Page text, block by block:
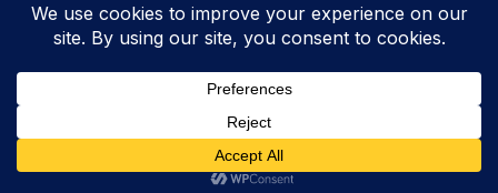
Kebijakan PrivasiKode EtikDisclaimer
Phinisice - Berkarya Untuk Bangsa
© 2025 Phinova Media Networks. All Rights Reserved.